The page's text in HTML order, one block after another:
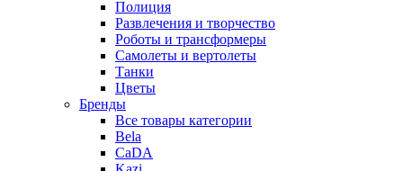
Полиция
Развлечения и творчество
Роботы и трансформеры
Самолеты и вертолеты
Танки
Цветы
Бренды
Все товары категории
Bela
CaDA